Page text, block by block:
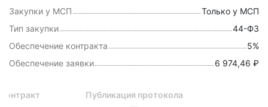
Закупки у МСП
Только у МСП
Тип закупки
44-ФЗ
Обеспечение контракта
5%
Обеспечение заявки
6 974,46 ₽
Публикация протокола